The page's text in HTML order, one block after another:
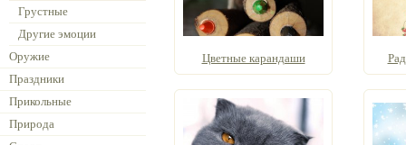
Грустные
Другие эмоции
Оружие
Праздники
Прикольные
Природа
Цветные карандаши